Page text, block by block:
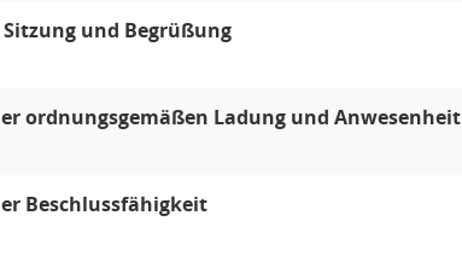
und Begrüßung
ordnungsgemäßen Ladung und Anwesenheit
Beschlussfähigkeit